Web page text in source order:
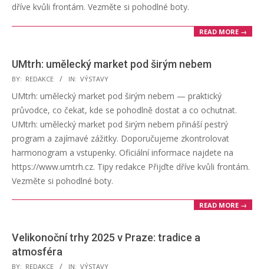
dříve kvůli frontám. Vezměte si pohodlné boty.
READ MORE →
UMtrh: umělecký market pod širým nebem
2025-
06-
19
BY: REDAKCE IN: VÝSTAVY
UMtrh: umělecký market pod širým nebem — praktický
průvodce, co čekat, kde se pohodlně dostat a co ochutnat.
UMtrh: umělecký market pod širým nebem přináší pestrý
program a zajímavé zážitky. Doporučujeme zkontrolovat
harmonogram a vstupenky. Oficiální informace najdete na
https://www.umtrh.cz. Tipy redakce Přijďte dříve kvůli frontám.
Vezměte si pohodlné boty.
READ MORE →
Velikonoční trhy 2025 v Praze: tradice a
atmosféra
2025-
BY: REDAKCE IN: VÝSTAVY